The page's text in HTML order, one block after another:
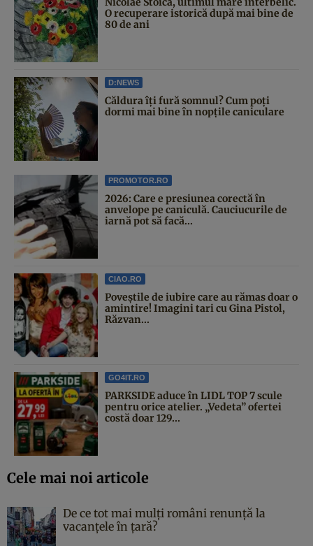
O recuperare istorică după mai bine de
80 de ani
D:NEWS
Căldura îți fură somnul? Cum poți
dormi mai bine în nopțile caniculare
PROMOTOR.RO
2026: Care e presiunea corectă în
anvelope pe caniculă. Cauciucurile de
iarnă pot să facă...
CIAO.RO
Poveştile de iubire care au rămas doar o
amintire! Imagini tari cu Gina Pistol,
Răzvan...
GO4IT.RO
PARKSIDE aduce în LIDL TOP 7 scule
pentru orice atelier. „Vedeta” ofertei
costă doar 129...
Cele mai noi articole
De ce tot mai mulți români renunță la
vacanțele în țară?